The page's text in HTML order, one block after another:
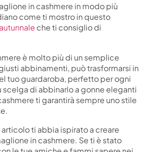
in cashmere in modo più
come ti mostro in questo
che ti consiglio di
è molto più di un semplice
abbinamenti, può trasformarsi in
tuo guardaroba, perfetto per ogni
scelga di abbinarlo a gonne eleganti
ti garantirà sempre uno stile
ti abbia ispirato a creare
in cashmere. Se ti è stato